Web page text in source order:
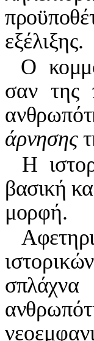
εξέλιξης.
Ο
σαν της
άρνησης
Η
βασική
μορφή.
αν